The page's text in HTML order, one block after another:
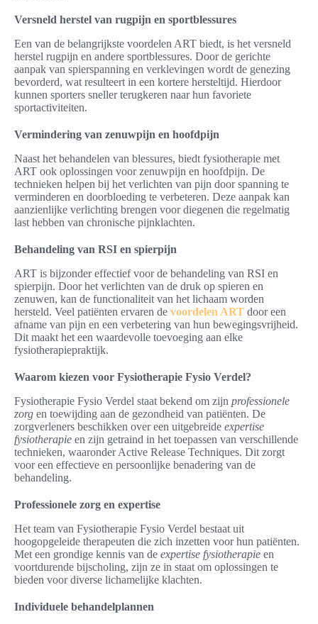
Versneld herstel van rugpijn en sportblessures
Een van de belangrijkste voordelen ART biedt, is het versneld
herstel rugpijn en andere sportblessures. Door de gerichte
aanpak van spierspanning en verklevingen wordt de genezing
bevorderd, wat resulteert in een kortere hersteltijd. Hierdoor
kunnen sporters sneller terugkeren naar hun favoriete
sportactiviteiten.
Vermindering van zenuwpijn en hoofdpijn
Naast het behandelen van blessures, biedt fysiotherapie met
ART ook oplossingen voor zenuwpijn en hoofdpijn. De
technieken helpen bij het verlichten van pijn door spanning te
verminderen en doorbloeding te verbeteren. Deze aanpak kan
aanzienlijke verlichting brengen voor diegenen die regelmatig
last hebben van chronische pijnklachten.
Behandeling van RSI en spierpijn
ART is bijzonder effectief voor de behandeling van RSI en
spierpijn. Door het verlichten van de druk op spieren en
zenuwen, kan de functionaliteit van het lichaam worden
hersteld. Veel patiënten ervaren de voordelen ART door een
afname van pijn en een verbetering van hun bewegingsvrijheid.
Dit maakt het een waardevolle toevoeging aan elke
fysiotherapiepraktijk.
Waarom kiezen voor Fysiotherapie Fysio Verdel?
Fysiotherapie Fysio Verdel staat bekend om zijn professionele
zorg en toewijding aan de gezondheid van patiënten. De
zorgverleners beschikken over een uitgebreide expertise
fysiotherapie en zijn getraind in het toepassen van verschillende
technieken, waaronder Active Release Techniques. Dit zorgt
voor een effectieve en persoonlijke benadering van de
behandeling.
Professionele zorg en expertise
Het team van Fysiotherapie Fysio Verdel bestaat uit
hoogopgeleide therapeuten die zich inzetten voor hun patiënten.
Met een grondige kennis van de expertise fysiotherapie en
voortdurende bijscholing, zijn ze in staat om oplossingen te
bieden voor diverse lichamelijke klachten.
Individuele behandelplannen